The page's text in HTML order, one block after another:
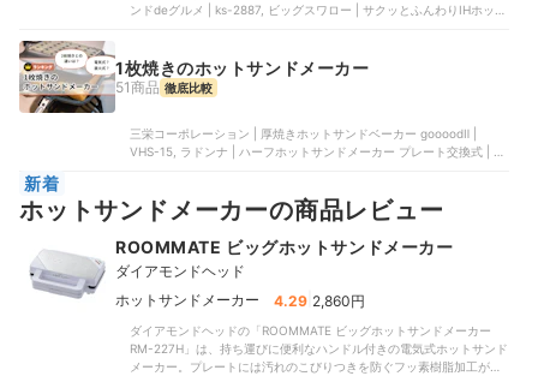
ンドdeグルメ | ks-2887, ビッグスワロー | サクッとふんわりIHホット
1枚焼きのホットサンドメーカー
51商品 徹底比較
三栄コーポレーション | 厚焼きホットサンドベーカー goooodⅡ |
VHS-15, ラドンナ | ハーフホットサンドメーカー プレート交換式 | K-
トサンドメーカー | WL-G205
新着
ホットサンドメーカーの商品レビュー
ROOMMATE ビッグホットサンドメーカー
ダイアモンドヘッド
ホットサンドメーカー
4.29 2,860円
ダイアモンドヘッドの「ROOMMATE ビッグホットサンドメーカー
RM-227H」は、持ち運びに便利なハンドル付きの電気式ホットサンド
メーカー。プレートには汚れのこびりつきを防ぐフッ素樹脂加工が施